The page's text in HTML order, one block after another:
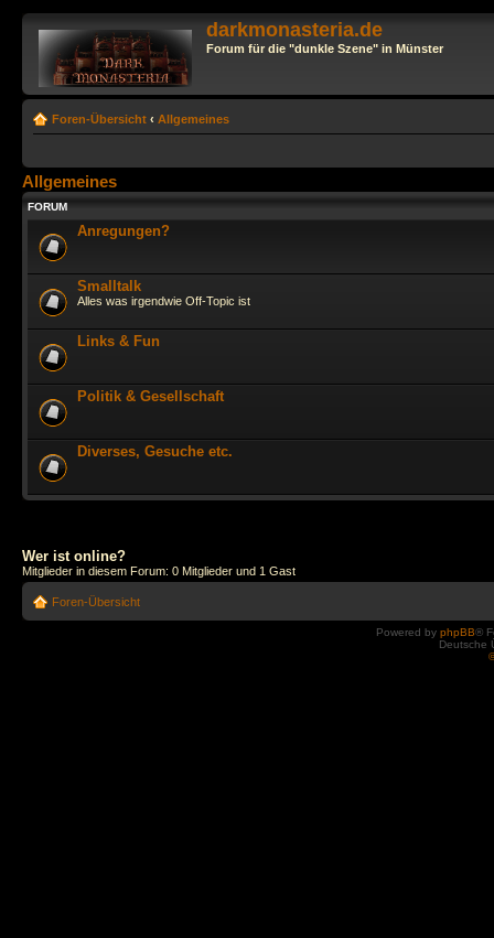
darkmonasteria.de
Forum für die "dunkle Szene" in Münster
Foren-Übersicht ‹ Allgemeines
Allgemeines
FORUM
Anregungen?
Smalltalk
Alles was irgendwie Off-Topic ist
Links & Fun
Politik & Gesellschaft
Diverses, Gesuche etc.
Wer ist online?
Mitglieder in diesem Forum: 0 Mitglieder und 1 Gast
Foren-Übersicht
Powered by phpBB®
Deutsche